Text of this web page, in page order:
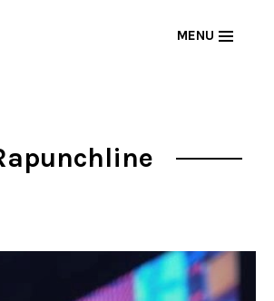
MENU